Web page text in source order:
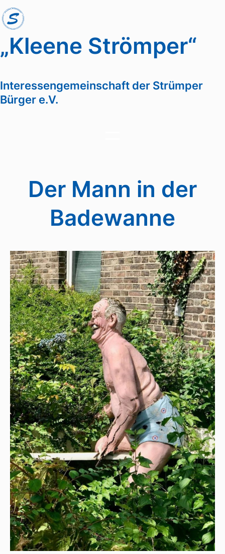
Zum
Inhalt
springen
„Kleene Strömper“
Interessengemeinschaft der Strümper
Bürger e.V.
Der Mann in der
Badewanne